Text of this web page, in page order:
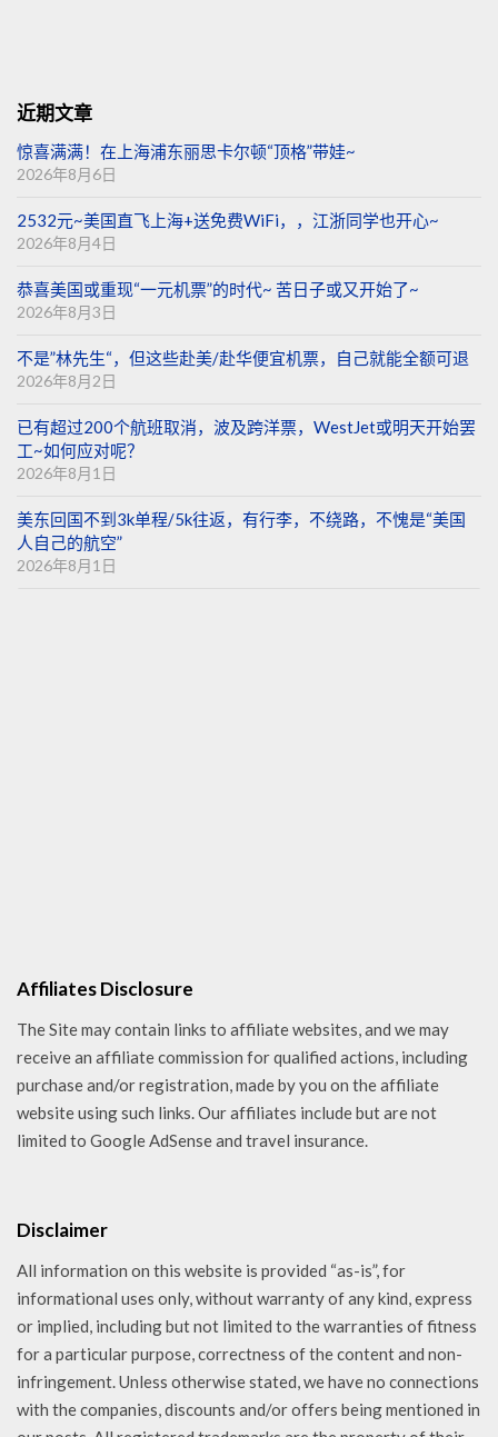
近期文章
惊喜满满！在上海浦东丽思卡尔顿“顶格”带娃~
2026年8月6日
2532元~美国直飞上海+送免费WiFi，，江浙同学也开心~
2026年8月4日
恭喜美国或重现“一元机票”的时代~ 苦日子或又开始了~
2026年8月3日
不是”林先生“，但这些赴美/赴华便宜机票，自己就能全额可退
2026年8月2日
已有超过200个航班取消，波及跨洋票，WestJet或明天开始罢
工~如何应对呢？
2026年8月1日
美东回国不到3k单程/5k往返，有行李，不绕路，不愧是“美国
人自己的航空”
2026年8月1日
Affiliates Disclosure
The Site may contain links to affiliate websites, and we may
receive an affiliate commission for qualified actions, including
purchase and/or registration, made by you on the affiliate
website using such links. Our affiliates include but are not
limited to Google AdSense and travel insurance.
Disclaimer
All information on this website is provided “as-is”, for
informational uses only, without warranty of any kind, express
or implied, including but not limited to the warranties of fitness
for a particular purpose, correctness of the content and non-
infringement. Unless otherwise stated, we have no connections
with the companies, discounts and/or offers being mentioned in